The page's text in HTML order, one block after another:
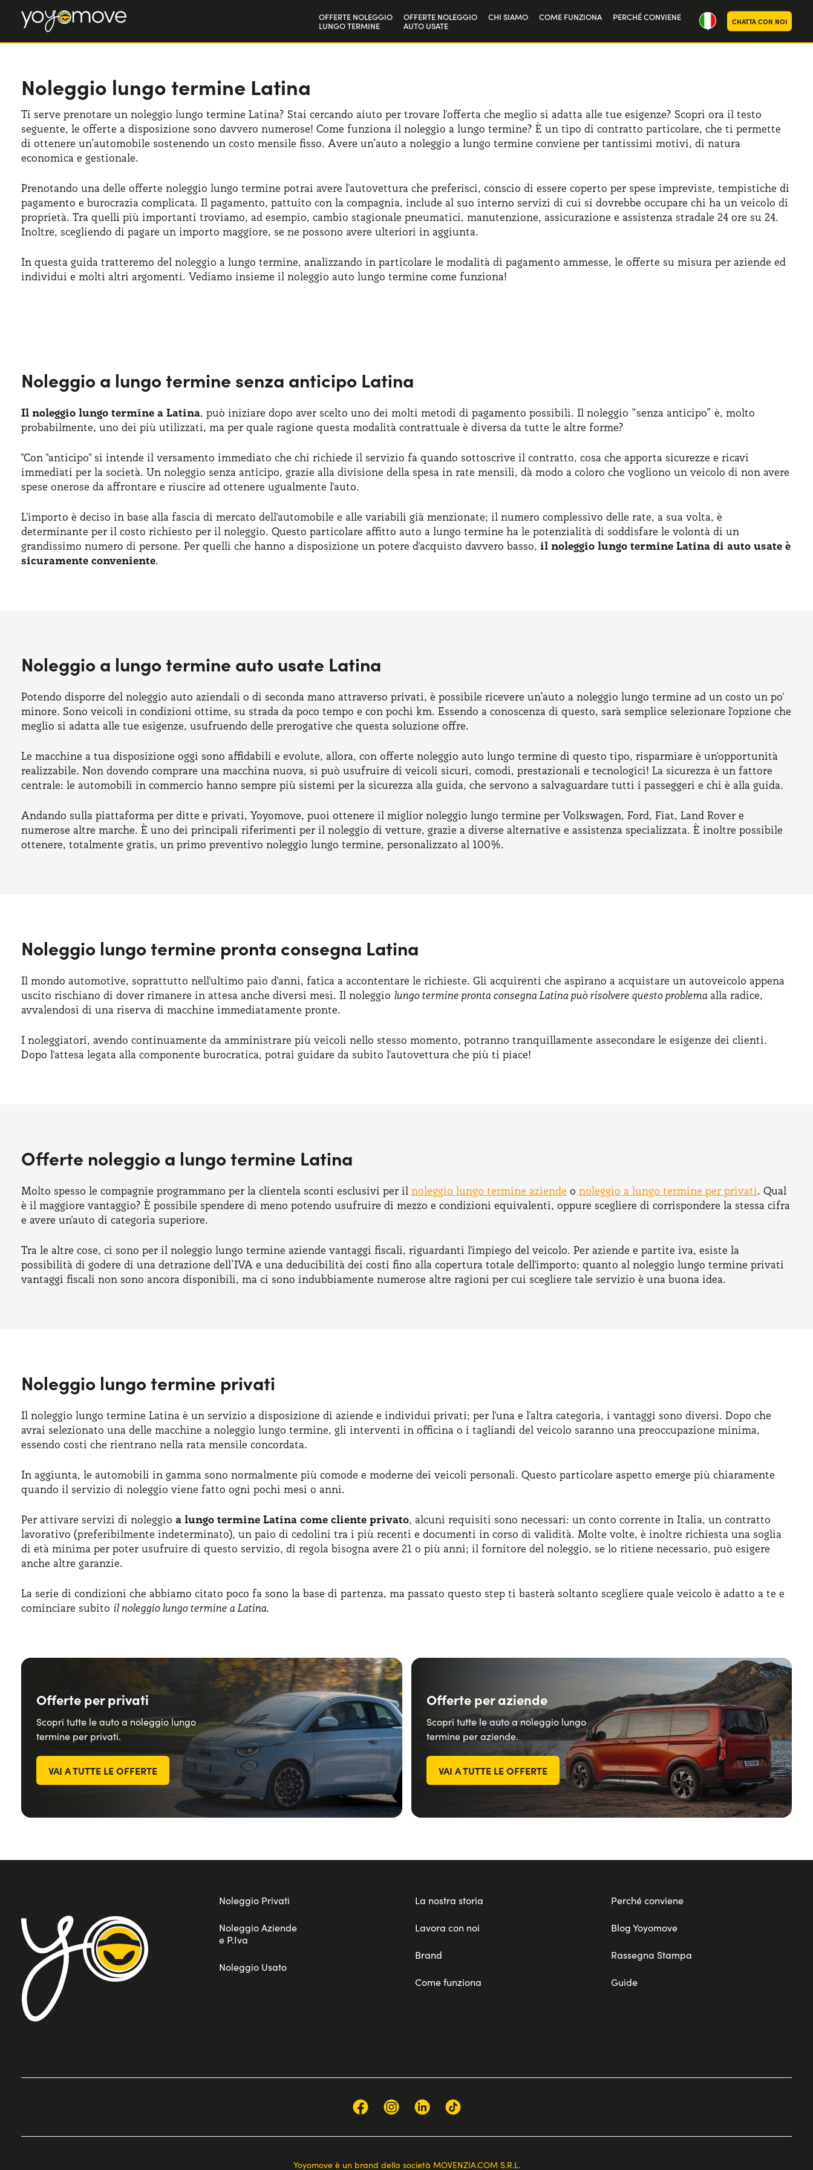
OFFERTE NOLEGGIO
LUNGO TERMINE
OFFERTE NOLEGGIO
AUTO USATE
CHI SIAMO COME FUNZIONA PERCHÉ CONVIENE CHATTA CON NOI
Noleggio lungo termine Latina
Ti serve prenotare un noleggio lungo termine Latina? Stai cercando aiuto per trovare l'offerta che meglio si adatta alle tue esigenze? Scopri ora il testo
seguente, le offerte a disposizione sono davvero numerose! Come funziona il noleggio a lungo termine? È un tipo di contratto particolare, che ti permette
di ottenere un’automobile sostenendo un costo mensile fisso. Avere un’auto a noleggio a lungo termine conviene per tantissimi motivi, di natura
economica e gestionale.
Prenotando una delle offerte noleggio lungo termine potrai avere l'autovettura che preferisci, conscio di essere coperto per spese impreviste, tempistiche di
pagamento e burocrazia complicata. Il pagamento, pattuito con la compagnia, include al suo interno servizi di cui si dovrebbe occupare chi ha un veicolo di
proprietà. Tra quelli più importanti troviamo, ad esempio, cambio stagionale pneumatici, manutenzione, assicurazione e assistenza stradale 24 ore su 24.
Inoltre, scegliendo di pagare un importo maggiore, se ne possono avere ulteriori in aggiunta.
In questa guida tratteremo del noleggio a lungo termine, analizzando in particolare le modalità di pagamento ammesse, le offerte su misura per aziende ed
individui e molti altri argomenti. Vediamo insieme il noleggio auto lungo termine come funziona!
Noleggio a lungo termine senza anticipo Latina
Il noleggio lungo termine a Latina, può iniziare dopo aver scelto uno dei molti metodi di pagamento possibili. Il noleggio “senza anticipo” è, molto
probabilmente, uno dei più utilizzati, ma per quale ragione questa modalità contrattuale è diversa da tutte le altre forme?
"Con "anticipo" si intende il versamento immediato che chi richiede il servizio fa quando sottoscrive il contratto, cosa che apporta sicurezze e ricavi
immediati per la società. Un noleggio senza anticipo, grazie alla divisione della spesa in rate mensili, dà modo a coloro che vogliono un veicolo di non avere
spese onerose da affrontare e riuscire ad ottenere ugualmente l'auto.
L'importo è deciso in base alla fascia di mercato dell'automobile e alle variabili già menzionate; il numero complessivo delle rate, a sua volta, è
determinante per il costo richiesto per il noleggio. Questo particolare affitto auto a lungo termine ha le potenzialità di soddisfare le volontà di un
grandissimo numero di persone. Per quelli che hanno a disposizione un potere d'acquisto davvero basso, il noleggio lungo termine Latina di auto usate è
sicuramente conveniente.
Noleggio a lungo termine auto usate Latina
Potendo disporre del noleggio auto aziendali o di seconda mano attraverso privati, è possibile ricevere un’auto a noleggio lungo termine ad un costo un po'
minore. Sono veicoli in condizioni ottime, su strada da poco tempo e con pochi km. Essendo a conoscenza di questo, sarà semplice selezionare l'opzione che
meglio si adatta alle tue esigenze, usufruendo delle prerogative che questa soluzione offre.
Le macchine a tua disposizione oggi sono affidabili e evolute, allora, con offerte noleggio auto lungo termine di questo tipo, risparmiare è un'opportunità
realizzabile. Non dovendo comprare una macchina nuova, si può usufruire di veicoli sicuri, comodi, prestazionali e tecnologici! La sicurezza è un fattore
centrale: le automobili in commercio hanno sempre più sistemi per la sicurezza alla guida, che servono a salvaguardare tutti i passeggeri e chi è alla guida.
Andando sulla piattaforma per ditte e privati, Yoyomove, puoi ottenere il miglior noleggio lungo termine per Volkswagen, Ford, Fiat, Land Rover e
numerose altre marche. È uno dei principali riferimenti per il noleggio di vetture, grazie a diverse alternative e assistenza specializzata. È inoltre possibile
ottenere, totalmente gratis, un primo preventivo noleggio lungo termine, personalizzato al 100%.
Noleggio lungo termine pronta consegna Latina
Il mondo automotive, soprattutto nell'ultimo paio d'anni, fatica a accontentare le richieste. Gli acquirenti che aspirano a acquistare un autoveicolo appena
uscito rischiano di dover rimanere in attesa anche diversi mesi. Il noleggio lungo termine pronta consegna Latina può risolvere questo problema alla radice,
avvalendosi di una riserva di macchine immediatamente pronte.
I noleggiatori, avendo continuamente da amministrare più veicoli nello stesso momento, potranno tranquillamente assecondare le esigenze dei clienti.
Dopo l'attesa legata alla componente burocratica, potrai guidare da subito l'autovettura che più ti piace!
Offerte noleggio a lungo termine Latina
Molto spesso le compagnie programmano per la clientela sconti esclusivi per il noleggio lungo termine aziende o noleggio a lungo termine per privati. Qual
è il maggiore vantaggio? È possibile spendere di meno potendo usufruire di mezzo e condizioni equivalenti, oppure scegliere di corrispondere la stessa cifra
e avere un'auto di categoria superiore.
Tra le altre cose, ci sono per il noleggio lungo termine aziende vantaggi fiscali, riguardanti l'impiego del veicolo. Per aziende e partite iva, esiste la
possibilità di godere di una detrazione dell’IVA e una deducibilità dei costi fino alla copertura totale dell'importo; quanto al noleggio lungo termine privati
vantaggi fiscali non sono ancora disponibili, ma ci sono indubbiamente numerose altre ragioni per cui scegliere tale servizio è una buona idea.
Noleggio lungo termine privati
Il noleggio lungo termine Latina è un servizio a disposizione di aziende e individui privati; per l'una e l'altra categoria, i vantaggi sono diversi. Dopo che
avrai selezionato una delle macchine a noleggio lungo termine, gli interventi in officina o i tagliandi del veicolo saranno una preoccupazione minima,
essendo costi che rientrano nella rata mensile concordata.
In aggiunta, le automobili in gamma sono normalmente più comode e moderne dei veicoli personali. Questo particolare aspetto emerge più chiaramente
quando il servizio di noleggio viene fatto ogni pochi mesi o anni.
Per attivare servizi di noleggio a lungo termine Latina come cliente privato, alcuni requisiti sono necessari: un conto corrente in Italia, un contratto
lavorativo (preferibilmente indeterminato), un paio di cedolini tra i più recenti e documenti in corso di validità. Molte volte, è inoltre richiesta una soglia
di età minima per poter usufruire di questo servizio, di regola bisogna avere 21 o più anni; il fornitore del noleggio, se lo ritiene necessario, può esigere
anche altre garanzie.
La serie di condizioni che abbiamo citato poco fa sono la base di partenza, ma passato questo step ti basterà soltanto scegliere quale veicolo è adatto a te e
cominciare subito il noleggio lungo termine a Latina.
Offerte per privati
Scopri tutte le auto a noleggio lungo
termine per privati.
VAI A TUTTE LE OFFERTE
Offerte per aziende
Scopri tutte le auto a noleggio lungo
termine per aziende.
VAI A TUTTE LE OFFERTE
Noleggio Privati
Noleggio Aziende
e P.Iva
Noleggio Usato
La nostra storia
Lavora con noi
Brand
Come funziona
Perché conviene
Blog Yoyomove
Rassegna Stampa
Guide
Yoyomove è un brand della società MOVENZIA.COM S.R.L.